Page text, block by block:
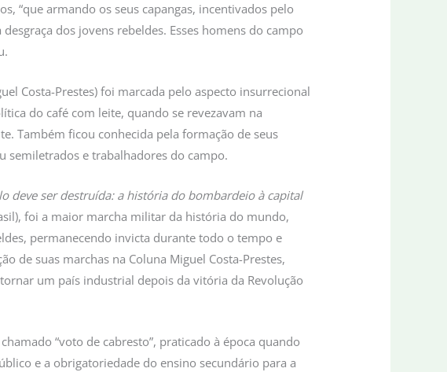
“que armando os seus capangas, incentivados pelo
dos jovens rebeldes. Esses homens do campo
Costa-Prestes) foi marcada pelo aspecto insurrecional
do café com leite, quando se revezavam na
Também ficou conhecida pela formação de seus
semiletrados e trabalhadores do campo.
deve ser destruída: a história do bombardeio à capital
foi a maior marcha militar da história do mundo,
permanecendo invicta durante todo o tempo e
de suas marchas na Coluna Miguel Costa-Prestes,
um país industrial depois da vitória da Revolução
“voto de cabresto”, praticado à época quando
e a obrigatoriedade do ensino secundário para a